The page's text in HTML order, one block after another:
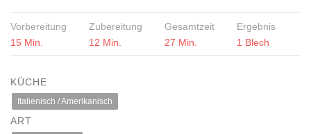
Vorbereitung
15 Min.
Zubereitung
12 Min.
Gesamtzeit
27 Min.
Ergebnis
1 Blech
KÜCHE
Italienisch / Amerikanisch
ART